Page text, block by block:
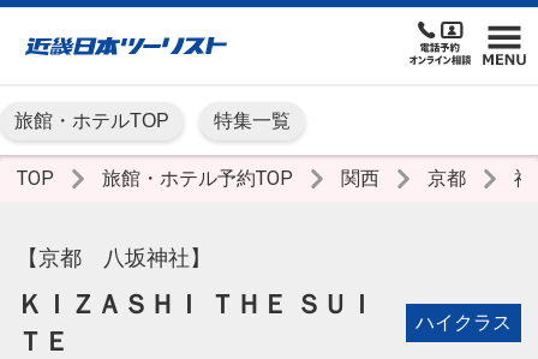
旅館・ホテルTOP 特集一覧
TOP 旅館・ホテル予約TOP 関西 京都
【京都 八坂神社】
ＫＩＺＡＳＨＩ ＴＨＥ ＳＵＩ
ＴＥ
ハイクラス